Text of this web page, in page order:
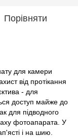
Порівняти
для камери
від протікання
- для
доступ майже до
для підводного
фотоапарата. У
і на шию.